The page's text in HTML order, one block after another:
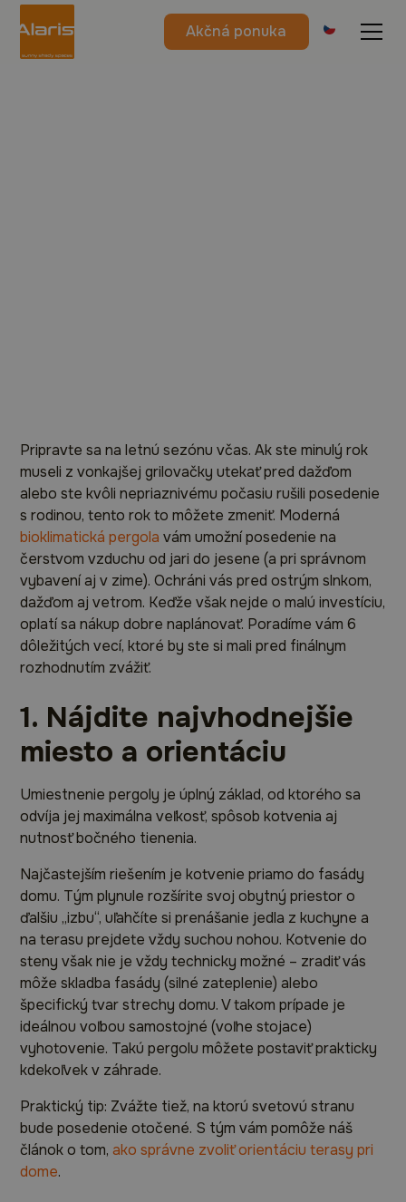
Akčná ponuka
Pripravte sa na letnú sezónu včas. Ak ste minulý rok
museli z vonkajšej grilovačky utekať pred dažďom
alebo ste kvôli nepriaznivému počasiu rušili posedenie
s rodinou, tento rok to môžete zmeniť. Moderná
bioklimatická pergola vám umožní posedenie na
čerstvom vzduchu od jari do jesene (a pri správnom
vybavení aj v zime). Ochráni vás pred ostrým slnkom,
dažďom aj vetrom. Keďže však nejde o malú investíciu,
oplatí sa nákup dobre naplánovať. Poradíme vám 6
dôležitých vecí, ktoré by ste si mali pred finálnym
rozhodnutím zvážiť.
1. Nájdite najvhodnejšie
miesto a orientáciu
Umiestnenie pergoly je úplný základ, od ktorého sa
odvíja jej maximálna veľkosť, spôsob kotvenia aj
nutnosť bočného tienenia.
Najčastejším riešením je kotvenie priamo do fasády
domu. Tým plynule rozšírite svoj obytný priestor o
ďalšiu „izbu“, uľahčíte si prenášanie jedla z kuchyne a
na terasu prejdete vždy suchou nohou. Kotvenie do
steny však nie je vždy technicky možné – zradiť vás
môže skladba fasády (silné zateplenie) alebo
špecifický tvar strechy domu. V takom prípade je
ideálnou voľbou samostojné (voľne stojace)
vyhotovenie. Takú pergolu môžete postaviť prakticky
kdekoľvek v záhrade.
Praktický tip: Zvážte tiež, na ktorú svetovú stranu
bude posedenie otočené. S tým vám pomôže náš
článok o tom,ako správne zvoliť orientáciu terasy pri
dome.